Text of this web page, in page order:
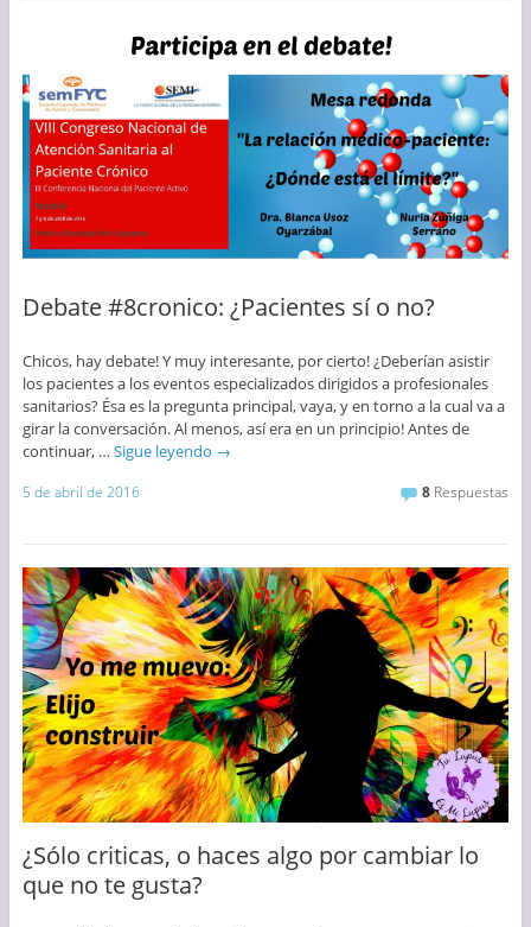
Debate #8cronico: ¿Pacientes sí o no?
Chicos, hay debate! Y muy interesante, por cierto! ¿Deberían asistir
los pacientes a los eventos especializados dirigidos a profesionales
sanitarios? Ésa es la pregunta principal, vaya, y en torno a la cual va a
girar la conversación. Al menos, así era en un principio! Antes de
continuar, … Sigue leyendo →
5 de abril de 2016 8 Respuestas
¿Sólo criticas, o haces algo por cambiar lo
que no te gusta?